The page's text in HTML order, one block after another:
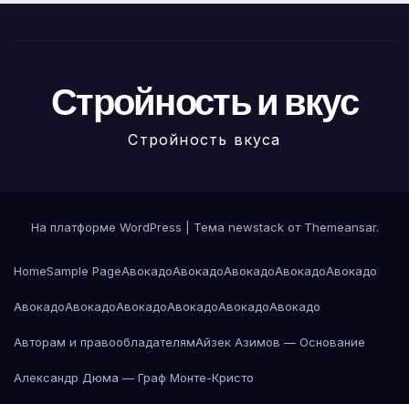
Стройность и вкус
Стройность вкуса
На платформе WordPress Тема newstack от Themeansar.
HomeSample PageАвокадоАвокадоАвокадоАвокадоАвокадо
АвокадоАвокадоАвокадоАвокадоАвокадоАвокадо
Авторам и правообладателямАйзек Азимов — Основание
Александр Дюма — Граф Монте-Кристо